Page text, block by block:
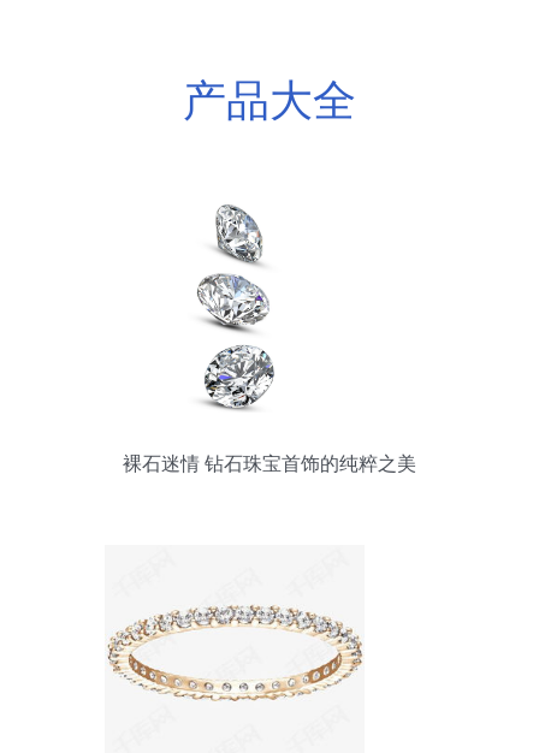
产品大全
裸石迷情 钻石珠宝首饰的纯粹之美